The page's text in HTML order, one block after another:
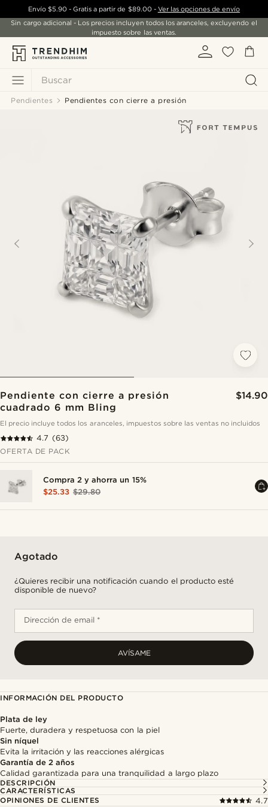
Buscar
Envío $5.90- Gratis a partir de $89.00- Ver las opciones de envío
Sin cargo adicional - Los precios incluyen todos los aranceles, excluyendo el
impuesto sobre las ventas.
Pendientes Pendientes con cierre a presión
Pendiente con cierre a presión
cuadrado 6 mm Bling
$14.90
El precio incluye todos los aranceles, impuestos sobre las ventas no incluidos
4.7 (63)
OFERTA DE PACK
Compra 2 y ahorra un 15%
$25.33 $29.80
Agotado
¿Quieres recibir una notificación cuando el producto esté
disponible de nuevo?
Dirección de email *
AVÍSAME
INFORMACIÓN DEL PRODUCTO
Plata de ley
Fuerte, duradera y respetuosa con la piel
Sin níquel
Evita la irritación y las reacciones alérgicas
Garantía de 2 años
Calidad garantizada para una tranquilidad a largo plazo
DESCRIPCIÓN
CARACTERÍSTICAS
OPINIONES DE CLIENTES
4.7